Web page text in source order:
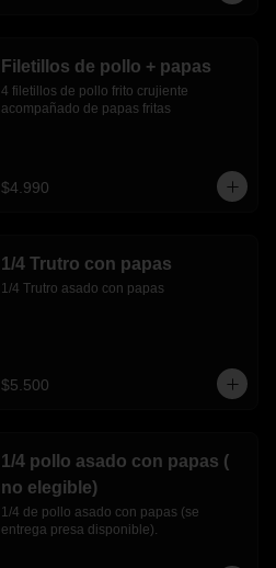
Filetillos de pollo + papas
4 filetillos de pollo frito crujiente
acompañado de papas fritas
$4.990
1/4 Trutro con papas
1/4 Trutro asado con papas
$5.500
1/4 pollo asado con papas (
no elegible)
1/4 de pollo asado con papas (se
entrega presa disponible).